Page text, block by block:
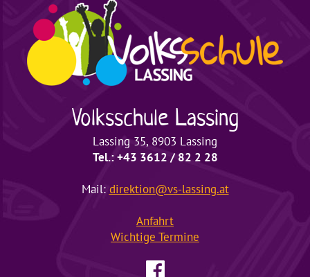
VolksschuleLassing
Lassing 35, 8903 Lassing
Tel.: +43 3612 / 82 2 28
Mail: direktion@vs-lassing.at
Anfahrt
Wichtige Termine